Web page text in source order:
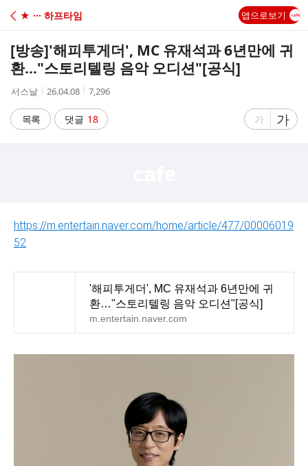
C
A
★ ··· 하프타임 앱으로보기
[방송]'해피투게더', MC 유재석과 6년만에 귀
환…"스토리텔링 음악 오디션"[공식]
작
자
서스날
작
시
간
26.04.08
조
수
7,296
목록 댓글 18
글
게
가
글
자
게
가
https://m.entertain.naver.com/home/article/477/00006019
52
'해피투게더', MC 유재석과 6년만에 귀
환…"스토리텔링 음악 오디션"[공식]
m.entertain.naver.com